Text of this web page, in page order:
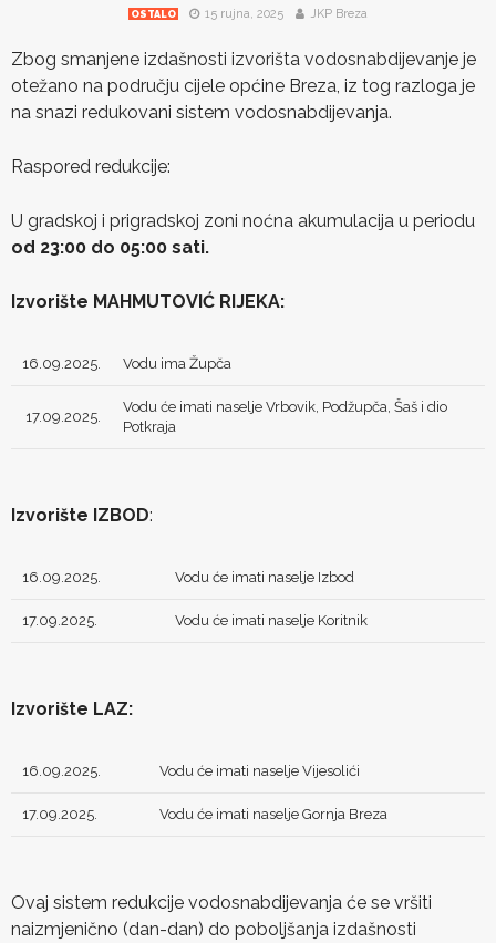
OSTALO 15 rujna, 2025 JKP Breza
Zbog smanjene izdašnosti izvorišta vodosnabdijevanje je
otežano na području cijele općine Breza, iz tog razloga je
na snazi redukovani sistem vodosnabdijevanja.
Raspored redukcije:
U gradskoj i prigradskoj zoni noćna akumulacija u periodu
od 23:00 do 05:00 sati.
Izvorište MAHMUTOVIĆ RIJEKA:
16.09.2025. Vodu ima Župča
17.09.2025.
Vodu će imati naselje Vrbovik, Podžupča, Šaš i dio
Potkraja
Izvorište IZBOD:
16.09.2025. Vodu će imati naselje Izbod
17.09.2025. Vodu će imati naselje Koritnik
Izvorište LAZ:
16.09.2025. Vodu će imati naselje Vijesolići
17.09.2025. Vodu će imati naselje Gornja Breza
Ovaj sistem redukcije vodosnabdijevanja će se vršiti
naizmjenično (dan-dan) do poboljšanja izdašnosti